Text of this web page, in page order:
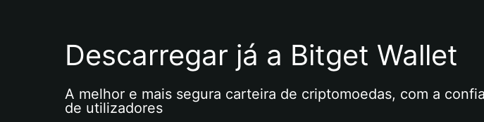
Descarregar já a Bitget Wallet
A melhor e mais segura carteira de criptomoedas, com a
de utilizadores